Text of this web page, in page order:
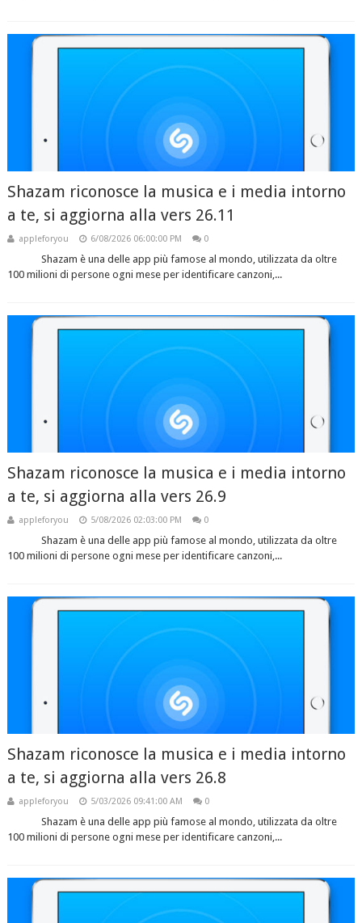
Shazam riconosce la musica e i media intorno
a te, si aggiorna alla vers 26.11
appleforyou 6/08/2026 06:00:00 PM 0
Shazam è una delle app più famose al mondo, utilizzata da oltre
100 milioni di persone ogni mese per identificare canzoni,...
Shazam riconosce la musica e i media intorno
a te, si aggiorna alla vers 26.9
appleforyou 5/08/2026 02:03:00 PM 0
Shazam è una delle app più famose al mondo, utilizzata da oltre
100 milioni di persone ogni mese per identificare canzoni,...
Shazam riconosce la musica e i media intorno
a te, si aggiorna alla vers 26.8
appleforyou 5/03/2026 09:41:00 AM 0
Shazam è una delle app più famose al mondo, utilizzata da oltre
100 milioni di persone ogni mese per identificare canzoni,...